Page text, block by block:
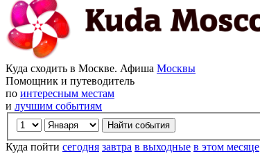
Куда сходить в Москве. Афиша Москвы
Помощник и путеводитель
по интересным местам
и лучшим событиям
Куда пойти сегодня завтра в выходные в этом месяце